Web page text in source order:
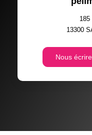
185
13300
Nous écrire